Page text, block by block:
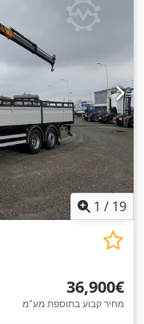
1 / 19
‏36,900 ‏€
מחיר קבוע בתוספת מע"מ